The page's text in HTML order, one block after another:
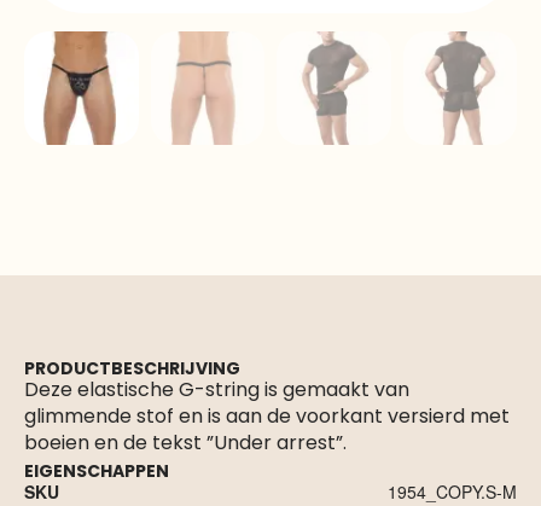
PRODUCTBESCHRIJVING
Deze elastische G-string is gemaakt van
glimmende stof en is aan de voorkant versierd met
boeien en de tekst ”Under arrest”.
EIGENSCHAPPEN
SKU
1954_COPY.S-M